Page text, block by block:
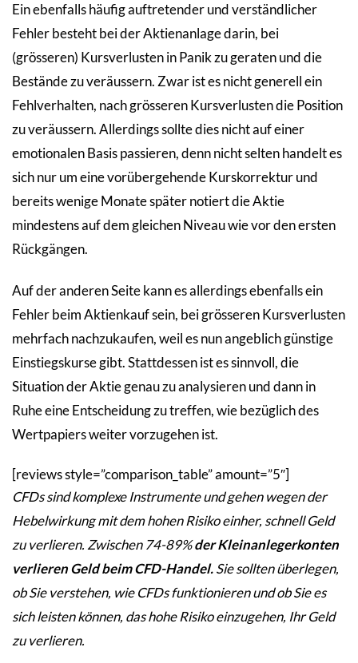
Ein ebenfalls häufig auftretender und verständlicher
Fehler besteht bei der Aktienanlage darin, bei
(grösseren) Kursverlusten in Panik zu geraten und die
Bestände zu veräussern. Zwar ist es nicht generell ein
Fehlverhalten, nach grösseren Kursverlusten die Position
zu veräussern. Allerdings sollte dies nicht auf einer
emotionalen Basis passieren, denn nicht selten handelt es
sich nur um eine vorübergehende Kurskorrektur und
bereits wenige Monate später notiert die Aktie
mindestens auf dem gleichen Niveau wie vor den ersten
Rückgängen.
Auf der anderen Seite kann es allerdings ebenfalls ein
Fehler beim Aktienkauf sein, bei grösseren Kursverlusten
mehrfach nachzukaufen, weil es nun angeblich günstige
Einstiegskurse gibt. Stattdessen ist es sinnvoll, die
Situation der Aktie genau zu analysieren und dann in
Ruhe eine Entscheidung zu treffen, wie bezüglich des
Wertpapiers weiter vorzugehen ist.
[reviews style=”comparison_table” amount=”5″]
CFDs sind komplexe Instrumente und gehen wegen der
Hebelwirkung mit dem hohen Risiko einher, schnell Geld
zu verlieren. Zwischen 74-89%der Kleinanlegerkonten
verlieren Geld beim CFD-Handel.Sie sollten überlegen,
ob Sie verstehen, wie CFDs funktionieren und ob Sie es
sich leisten können, das hohe Risiko einzugehen, Ihr Geld
zu verlieren.